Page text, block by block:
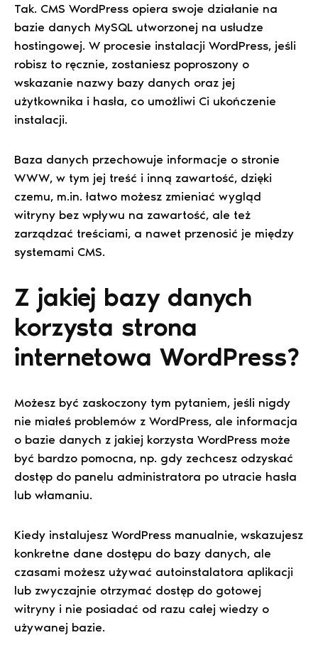
Tak. CMS WordPress opiera swoje działanie na
bazie danych MySQL utworzonej na usłudze
hostingowej. W procesie instalacji WordPress, jeśli
robisz to ręcznie, zostaniesz poproszony o
wskazanie nazwy bazy danych oraz jej
użytkownika i hasła, co umożliwi Ci ukończenie
instalacji.
Baza danych przechowuje informacje o stronie
WWW, w tym jej treść i inną zawartość, dzięki
czemu, m.in. łatwo możesz zmieniać wygląd
witryny bez wpływu na zawartość, ale też
zarządzać treściami, a nawet przenosić je między
systemami CMS.
Z jakiej bazy danych
korzysta strona
internetowa WordPress?
Możesz być zaskoczony tym pytaniem, jeśli nigdy
nie miałeś problemów z WordPress, ale informacja
o bazie danych z jakiej korzysta WordPress może
być bardzo pomocna, np. gdy zechcesz odzyskać
dostęp do panelu administratora po utracie hasła
lub włamaniu.
Kiedy instalujesz WordPress manualnie, wskazujesz
konkretne dane dostępu do bazy danych, ale
czasami możesz używać autoinstalatora aplikacji
lub zwyczajnie otrzymać dostęp do gotowej
witryny i nie posiadać od razu całej wiedzy o
używanej bazie.